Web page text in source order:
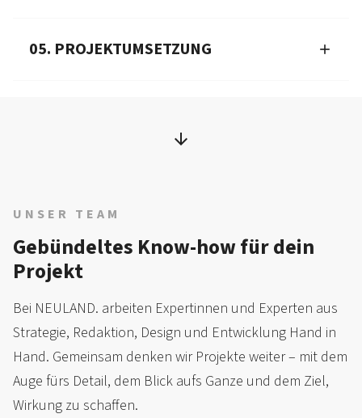
05. PROJEKTUMSETZUNG
UNSER TEAM
Gebündeltes Know-how für dein
Projekt
Bei NEULAND. arbeiten Expertinnen und Experten aus
Strategie, Redaktion, Design und Entwicklung Hand in
Hand. Gemeinsam denken wir Projekte weiter – mit dem
Auge fürs Detail, dem Blick aufs Ganze und dem Ziel,
Wirkung zu schaffen.